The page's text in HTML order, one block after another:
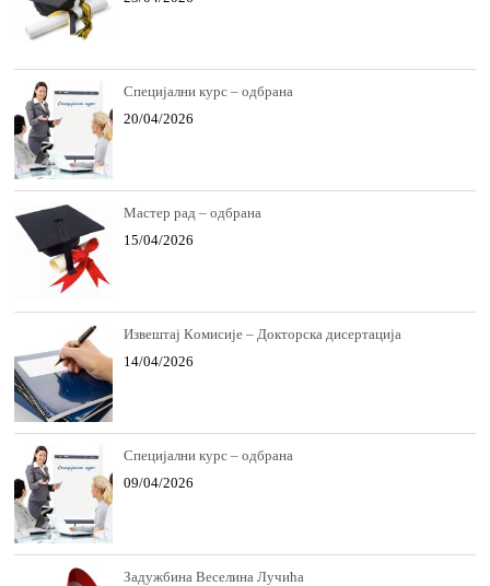
Специјални курс – одбрана
20/04/2026
Мастер рад – одбрана
15/04/2026
Извeштaj Кoмисиje – Докторска дисертација
14/04/2026
Специјални курс – одбрана
09/04/2026
Задужбина Веселина Лучића